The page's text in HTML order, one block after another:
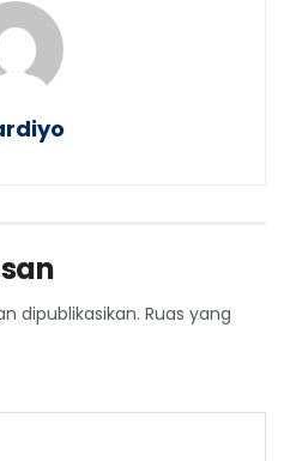
dipublikasikan. Ruas yang